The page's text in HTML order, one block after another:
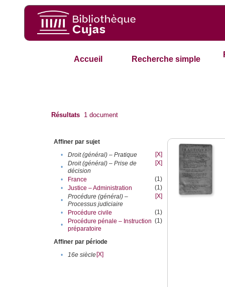
Accueil Recherche simple
Résultats 1 document
Affiner par sujet
•
Droit (général) – Pratique
[X]
•
Droit (général) – Prise de
décision
[X]
• France
(1)
•
Justice – Administration
(1)
•
Procédure (général) –
Processus judiciaire
[X]
• Procédure civile
(1)
•
Procédure pénale – Instruction
préparatoire
(1)
Affiner par période
•
16e siècle[X]